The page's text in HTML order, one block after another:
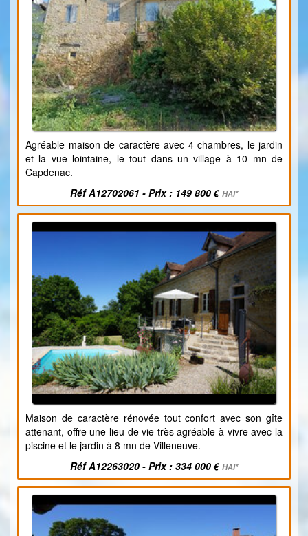
Agréable maison de caractère avec 4 chambres, le jardin
et la vue lointaine, le tout dans un village à 10 mn de
Capdenac.
Réf A12702061 - Prix : 149 800 €HAI*
Maison de caractère rénovée tout confort avec son gîte
attenant, offre une lieu de vie très agréable à vivre avec la
piscine et le jardin à 8 mn de Villeneuve.
Réf A12263020 - Prix : 334 000 €HAI*